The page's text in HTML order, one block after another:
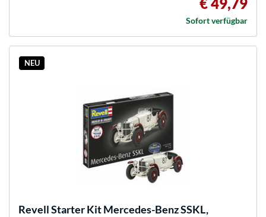
Sofort verfügbar
NEU
RevellStarter Kit Mercedes-Benz SSKL,